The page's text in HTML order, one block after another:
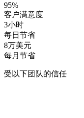
95%
客户满意度
3小时
每日节省
8万美元
每月节省
受以下团队的信任